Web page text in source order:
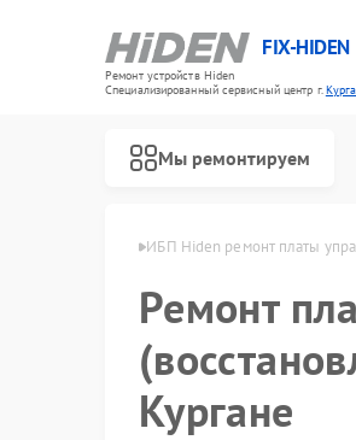
FIX-HIDEN
Ремонт устройств Hiden
Специализированный cервисный центр г.
Мы ремонтируем
Hiden в Кургане ИБП Hiden ремонт платы
Ремонт
Кургане